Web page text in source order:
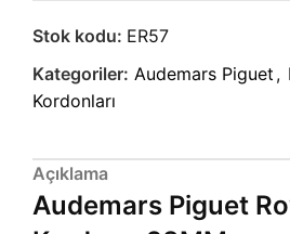
Stok kodu: ER57
Kategoriler: Audemars Piguet ,
Kordonları
Açıklama
Audemars Piguet